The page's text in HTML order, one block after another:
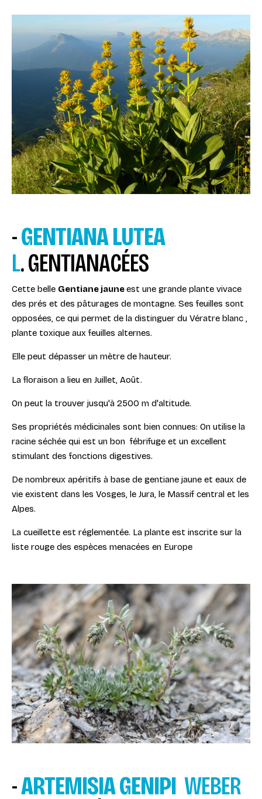
-GENTIANA LUTEA
L. GENTIANACÉES
Cette belle Gentiane jauneest une grande plante vivace
des prés et des pâturages de montagne. Ses feuilles sont
opposées, ce qui permet de la distinguer du Vératre blanc ,
plante toxique aux feuilles alternes.
Elle peut dépasser un mètre de hauteur.
La floraison a lieu en Juillet, Août.
On peut la trouver jusqu'à 2500 m d'altitude.
Ses propriétés médicinales sont bien connues: On utilise la
racine séchée qui est un bon fébrifuge et un excellent
stimulant des fonctions digestives.
De nombreux apéritifs à base de gentiane jaune et eaux de
vie existent dans les Vosges, le Jura, le Massif central et les
Alpes.
La cueillette est réglementée. La plante est inscrite sur la
liste rouge des espèces menacées en Europe
-ARTEMISIA GENIPI WEBER